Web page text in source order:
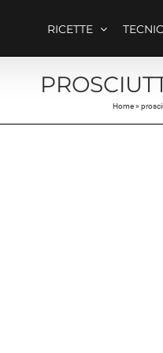
RICETTE
Home»